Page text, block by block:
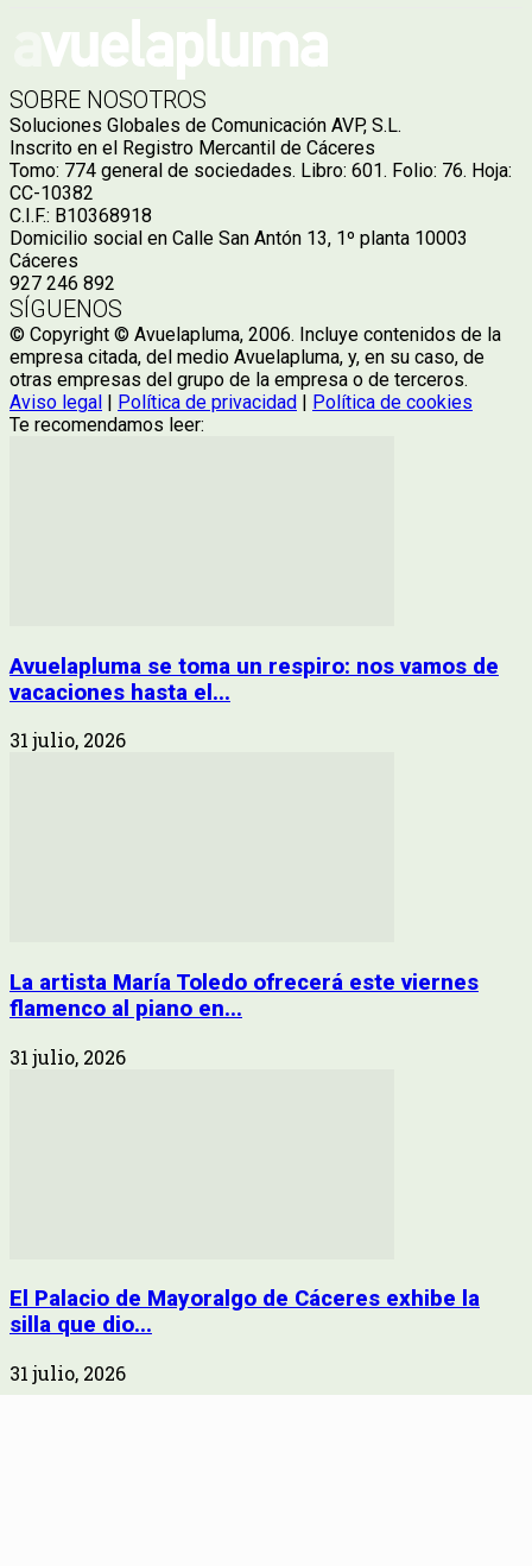
SOBRE NOSOTROS
Soluciones Globales de Comunicación AVP, S.L.
Inscrito en el Registro Mercantil de Cáceres
Tomo: 774 general de sociedades. Libro: 601. Folio: 76. Hoja:
CC-10382
C.I.F.: B10368918
Domicilio social en Calle San Antón 13, 1º planta 10003
Cáceres
927 246 892
SÍGUENOS
© Copyright © Avuelapluma, 2006. Incluye contenidos de la
empresa citada, del medio Avuelapluma, y, en su caso, de
otras empresas del grupo de la empresa o de terceros.
Aviso legal | Política de privacidad | Política de cookies
Te recomendamos leer:
Avuelapluma se toma un respiro: nos vamos de
vacaciones hasta el...
31 julio, 2026
La artista María Toledo ofrecerá este viernes
flamenco al piano en...
31 julio, 2026
El Palacio de Mayoralgo de Cáceres exhibe la
silla que dio...
31 julio, 2026